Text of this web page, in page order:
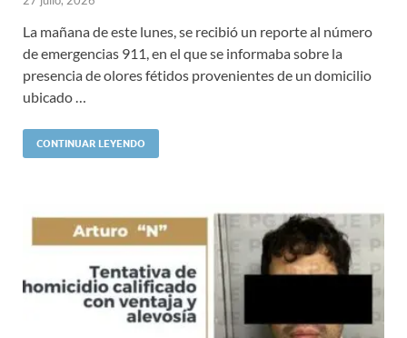
La mañana de este lunes, se recibió un reporte al número
de emergencias 911, en el que se informaba sobre la
presencia de olores fétidos provenientes de un domicilio
ubicado …
CONTINUAR LEYENDO